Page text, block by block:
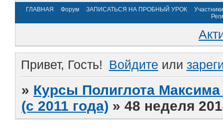
ГЛАВНАЯ Форум ЗАПИСАТЬСЯ НА ПРОБНЫЙ УРОК
Участники
Привет, Гость! Войдите или
» Курсы Полиглота
(с 2011 года) »48 неделя